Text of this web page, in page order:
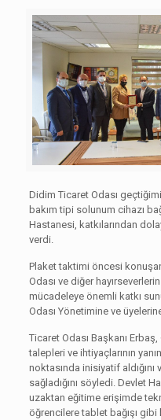
Didim Ticaret Odası
bakım tipi solunum cihazı
Hastanesi, katkılarından
verdi.
Plaket taktimi öncesi
Odası ve diğer
mücadeleye önemli katkı
Odası Yönetimine ve
Ticaret Odası Başkanı
talepleri ve ihtiyaçlarının
noktasında inisiyatif
sağladığını söyledi. Devlet
uzaktan eğitime erişimde
öğrencilere tablet bağışı